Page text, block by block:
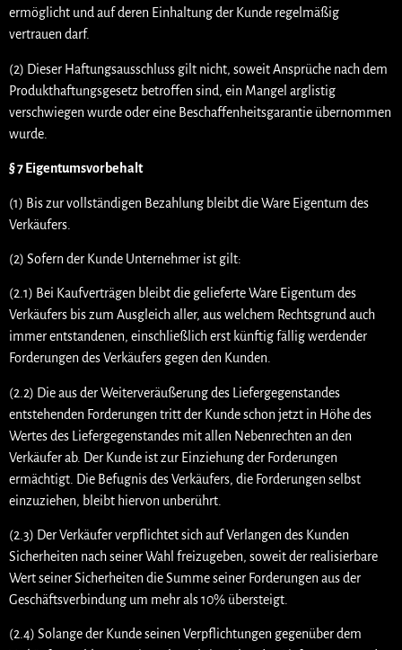
ermöglicht und auf deren Einhaltung der Kunde regelmäßig
vertrauen darf.
(2) Dieser Haftungsausschluss gilt nicht, soweit Ansprüche nach dem
Produkthaftungsgesetz betroffen sind, ein Mangel arglistig
verschwiegen wurde oder eine Beschaffenheitsgarantie übernommen
wurde.
§ 7 Eigentumsvorbehalt
(1) Bis zur vollständigen Bezahlung bleibt die Ware Eigentum des
Verkäufers.
(2) Sofern der Kunde Unternehmer ist gilt:
(2.1) Bei Kaufverträgen bleibt die gelieferte Ware Eigentum des
Verkäufers bis zum Ausgleich aller, aus welchem Rechtsgrund auch
immer entstandenen, einschließlich erst künftig fällig werdender
Forderungen des Verkäufers gegen den Kunden.
(2.2) Die aus der Weiterveräußerung des Liefergegenstandes
entstehenden Forderungen tritt der Kunde schon jetzt in Höhe des
Wertes des Liefergegenstandes mit allen Nebenrechten an den
Verkäufer ab. Der Kunde ist zur Einziehung der Forderungen
ermächtigt. Die Befugnis des Verkäufers, die Forderungen selbst
einzuziehen, bleibt hiervon unberührt.
(2.3) Der Verkäufer verpflichtet sich auf Verlangen des Kunden
Sicherheiten nach seiner Wahl freizugeben, soweit der realisierbare
Wert seiner Sicherheiten die Summe seiner Forderungen aus der
Geschäftsverbindung um mehr als 10% übersteigt.
(2.4) Solange der Kunde seinen Verpflichtungen gegenüber dem